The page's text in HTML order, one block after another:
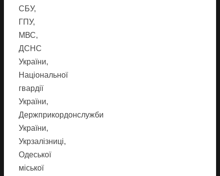
СБУ,
ГПУ,
МВС,
ДСНС
України,
Національної
гвардії
України,
Держприкордонслужби
України,
Укрзалізниці,
Одеської
міської